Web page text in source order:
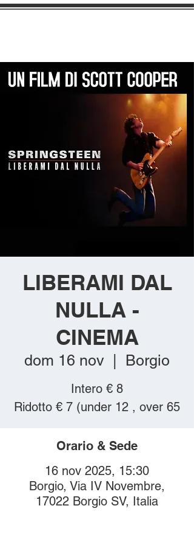
LIBERAMI DAL
NULLA -
CINEMA
dom 16 nov Borgio
Intero € 8
Orario & Sede
16 nov 2025, 15:30
Borgio, Via IV Novembre,
17022 Borgio SV, Italia